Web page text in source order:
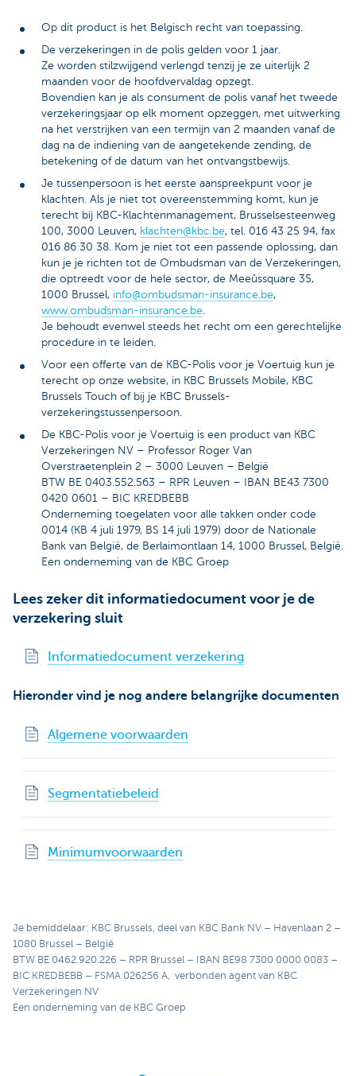
Op dit product is het Belgisch recht van toepassing.
De verzekeringen in de polis gelden voor 1 jaar.
Ze worden stilzwijgend verlengd tenzij je ze uiterlijk 2
maanden voor de hoofdvervaldag opzegt.
Bovendien kan je als consument de polis vanaf het tweede
verzekeringsjaar op elk moment opzeggen, met uitwerking
na het verstrijken van een termijn van 2 maanden vanaf de
dag na de indiening van de aangetekende zending, de
betekening of de datum van het ontvangstbewijs.
Je tussenpersoon is het eerste aanspreekpunt voor je
klachten. Als je niet tot overeenstemming komt, kun je
terecht bij KBC-Klachtenmanagement, Brusselsesteenweg
100, 3000 Leuven, klachten@kbc.be, tel. 016 43 25 94, fax
016 86 30 38. Kom je niet tot een passende oplossing, dan
kun je je richten tot de Ombudsman van de Verzekeringen,
die optreedt voor de hele sector, de Meeûssquare 35,
1000 Brussel, info@ombudsman-insurance.be,
www.ombudsman-insurance.be.
Je behoudt evenwel steeds het recht om een gerechtelijke
procedure in te leiden.
Voor een offerte van de KBC-Polis voor je Voertuig kun je
terecht op onze website, in KBC Brussels Mobile, KBC
Brussels Touch of bij je KBC Brussels-
verzekeringstussenpersoon.
De KBC-Polis voor je Voertuig is een product van KBC
Verzekeringen NV – Professor Roger Van
Overstraetenplein 2 – 3000 Leuven – België
BTW BE 0403.552.563 – RPR Leuven – IBAN BE43 7300
0420 0601 – BIC KREDBEBB
Onderneming toegelaten voor alle takken onder code
0014 (KB 4 juli 1979, BS 14 juli 1979) door de Nationale
Bank van België, de Berlaimontlaan 14, 1000 Brussel, België.
Een onderneming van de KBC Groep
Lees zeker dit informatiedocument voor je de
verzekering sluit
Informatiedocument verzekering
Hieronder vind je nog andere belangrijke documenten
Algemene voorwaarden
Segmentatiebeleid
Minimumvoorwaarden
Je bemiddelaar: KBC Brussels, deel van KBC Bank NV – Havenlaan 2 –
1080 Brussel – België
BTW BE 0462.920.226 – RPR Brussel – IBAN BE98 7300 0000 0083 –
BIC KREDBEBB – FSMA 026256 A, verbonden agent van KBC
Verzekeringen NV
Een onderneming van de KBC Groep